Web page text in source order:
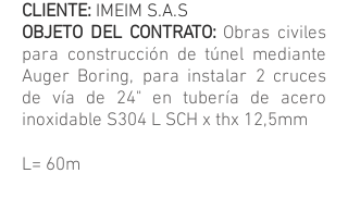
CLIENTE: IMEIM S.A.S
OBJETO DEL CONTRATO: Obras civiles
para construcción de túnel mediante
Auger Boring, para instalar 2 cruces
de vía de 24" en tubería de acero
inoxidable S304 L SCH x thx 12,5mm
L= 60m